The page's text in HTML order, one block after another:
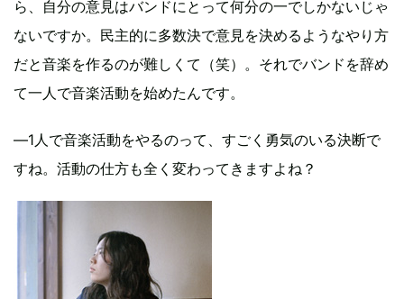
ら、自分の意見はバンドにとって何分の一でしかないじゃ
ないですか。民主的に多数決で意見を決めるようなやり方
だと音楽を作るのが難しくて（笑）。それでバンドを辞め
て一人で音楽活動を始めたんです。
―1人で音楽活動をやるのって、すごく勇気のいる決断で
すね。活動の仕方も全く変わってきますよね？